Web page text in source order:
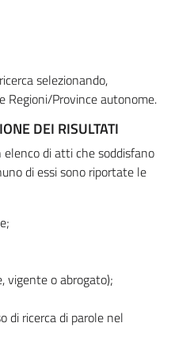
selezionando,
Province autonome.
DEI RISULTATI
di atti che soddisfano
di essi sono riportate le
vigente o abrogato);
di ricerca di parole nel